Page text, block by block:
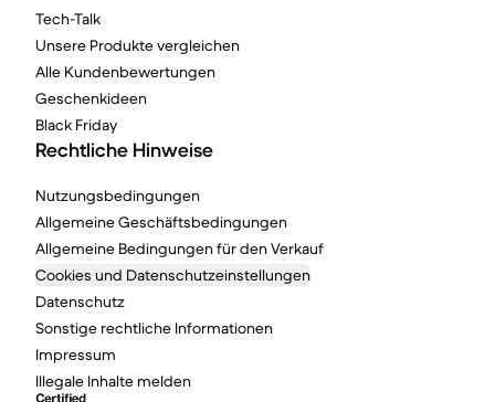
Tech-Talk
Unsere Produkte vergleichen
Alle Kundenbewertungen
Geschenkideen
Black Friday
Rechtliche Hinweise
Nutzungsbedingungen
Allgemeine Geschäftsbedingungen
Allgemeine Bedingungen für den Verkauf
Cookies und Datenschutzeinstellungen
Datenschutz
Sonstige rechtliche Informationen
Impressum
Illegale Inhalte melden